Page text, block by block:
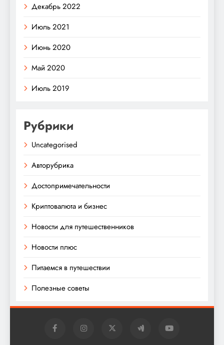
Декабрь 2022
Июль 2021
Июнь 2020
Май 2020
Июль 2019
Рубрики
Uncategorised
Авторубрика
Достопримечательности
Криптовалюта и бизнес
Новости для путешественников
Новости плюс
Питаемся в путешествии
Полезные советы